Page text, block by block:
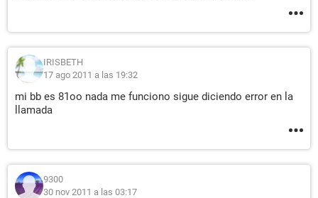
IRISBETH
17 ago 2011 a las 19:32
mi bb es 81oo nada me funciono sigue diciendo error en la
llamada
9300
30 nov 2011 a las 03:17